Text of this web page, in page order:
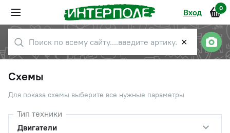
Вход 0
✕
Схемы
Для показа схемы выберите все нужные параметры
Тип техники
Двигатели